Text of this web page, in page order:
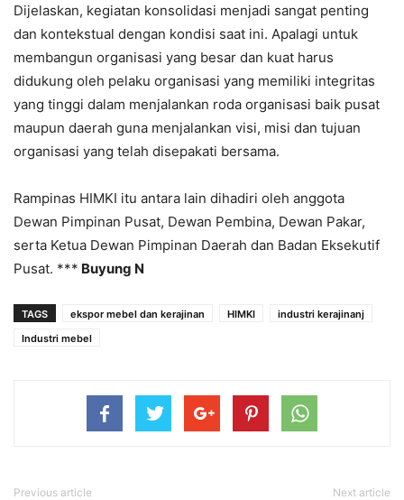
Dijelaskan, kegiatan konsolidasi menjadi sangat penting
dan kontekstual dengan kondisi saat ini. Apalagi untuk
membangun organisasi yang besar dan kuat harus
didukung oleh pelaku organisasi yang memiliki integritas
yang tinggi dalam menjalankan roda organisasi baik pusat
maupun daerah guna menjalankan visi, misi dan tujuan
organisasi yang telah disepakati bersama.
Rampinas HIMKI itu antara lain dihadiri oleh anggota
Dewan Pimpinan Pusat, Dewan Pembina, Dewan Pakar,
serta Ketua Dewan Pimpinan Daerah dan Badan Eksekutif
Pusat. *** Buyung N
TAGS ekspor mebel dan kerajinan HIMKI
industri kerajinanj
Industri mebel
Previous article Next article